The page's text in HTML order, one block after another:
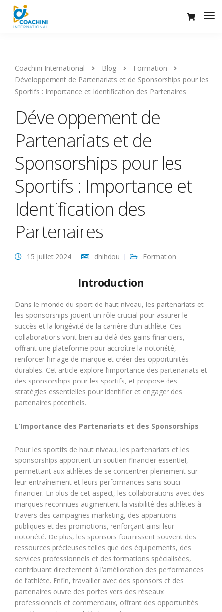
Coachini International Blog
Formation
Développement de Partenariats et de Sponsorships pour les
Sportifs : Importance et Identification des Partenaires
Développement de
Partenariats et de
Sponsorships pour les
Sportifs : Importance et
Identification des
Partenaires
15 juillet 2024 dhihdou Formation
Introduction
Dans le monde du sport de haut niveau, les partenariats et
les sponsorships jouent un rôle crucial pour assurer le
succès et la longévité de la carrière d’un athlète. Ces
collaborations vont bien au-delà des gains financiers,
offrant une plateforme pour accroître la notoriété,
renforcer l’image de marque et créer des opportunités
durables. Cet article explore l’importance des partenariats et
des sponsorships pour les sportifs, et propose des
stratégies essentielles pour identifier et engager des
partenaires potentiels.
L’Importance des Partenariats et des Sponsorships
Pour les sportifs de haut niveau, les partenariats et les
sponsorships apportent un soutien financier essentiel,
permettant aux athlètes de se concentrer pleinement sur
leur entraînement et leurs performances sans souci
financier. En plus de cet aspect, les collaborations avec des
marques reconnues augmentent la visibilité des athlètes à
travers des campagnes marketing, des apparitions
publiques et des promotions, renforçant ainsi leur
notoriété. De plus, les sponsors fournissent souvent des
ressources précieuses telles que des équipements, des
services professionnels et des formations spécialisées,
contribuant directement à l’amélioration des performances
de l’athlète. Enfin, travailler avec des sponsors et des
partenaires ouvre des portes vers des réseaux
professionnels et commerciaux, offrant des opportunités